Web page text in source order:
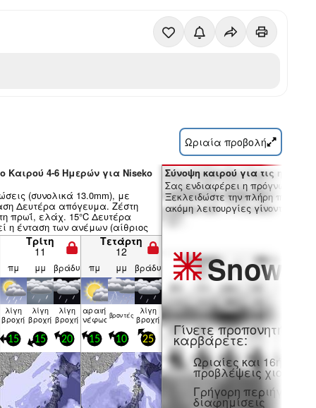
Ωριαία προβολή
Καιρού 4-6 Ημερών για Niseko
(συνολικά 13.0mm), με
Δευτέρα απόγευμα. Ζέστη
πρωΐ, ελάχ. 15°C Δευτέρα
η ένταση των ανέμων (αίθριος
άνεμοι ΝΑ από Τετάρτη
Τρίτη
11
Τετάρτη
12
πμ μμ βράδυ πμ μμ βράδυ
λίγη
βροχή
λίγη
βροχή
λίγη
βροχή
αραιή
νέφωσηβρον­τές λίγη
βροχή
15 15 20 15 10 25
Σύνοψη καιρού για τις ημέρες
Σας ενδιαφέρει η πρόγνωση 16
Ξεκλειδώστε την πλήρη
ακόμη λειτουργίες γίνοντας
Snow
Γίνετε προπονητή και
καρβάρετε:
Ωριαίες και
προβλέψεις χιονιού
Γρήγορη περιήγηση
διαφημίσεις